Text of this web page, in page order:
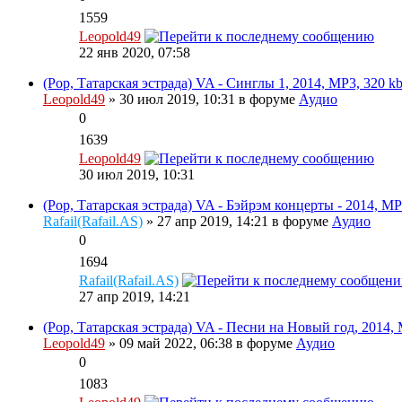
1559
Leopold49
22 янв 2020, 07:58
(Pop, Татарская эстрада) VA - Синглы 1, 2014, MP3, 320
Leopold49 » 30 июл 2019, 10:31 в форуме Аудио
0
1639
Leopold49
30 июл 2019, 10:31
(Pop, Татарская эстрада) VA - Бэйрэм концерты - 2014,
Rafail(Rafail.AS) » 27 апр 2019, 14:21 в форуме Аудио
0
1694
Rafail(Rafail.AS)
27 апр 2019, 14:21
(Pop, Татарская эстрада) VA - Песни на Новый год, 2014,
Leopold49 » 09 май 2022, 06:38 в форуме Аудио
0
1083